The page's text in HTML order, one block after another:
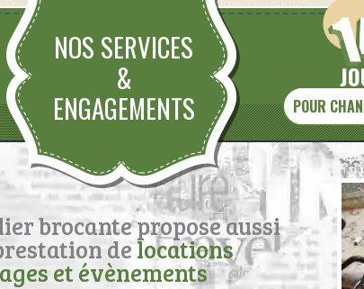
NOS SERVICES
&
ENGAGEMENTS
POUR
brocante propose aussi
delocations
et évènements